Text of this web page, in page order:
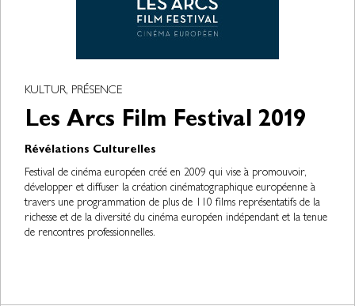
KULTUR, PRÉSENCE
Les Arcs Film Festival 2019
Révélations Culturelles
Festival de cinéma européen créé en 2009 qui vise à promouvoir,
développer et diffuser la création cinématographique européenne à
travers une programmation de plus de 110 films représentatifs de la
richesse et de la diversité du cinéma européen indépendant et la tenue
de rencontres professionnelles.